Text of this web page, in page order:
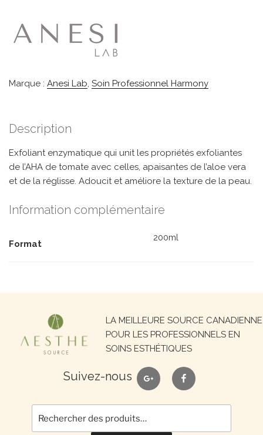
Marque : Anesi Lab, Soin Professionnel Harmony
Description
Exfoliant enzymatique qui unit les propriétés exfoliantes
de l’AHA de tomate avec celles, apaisantes de l’aloe vera
et de la réglisse. Adoucit et améliore la texture de la peau.
Information complémentaire
Format
200ml
LA MEILLEURE SOURCE CANADIENNE
POUR LES PROFESSIONNELS EN
SOINS ESTHÉTIQUES
Suivez-nous google facebook
Recherche
pour :